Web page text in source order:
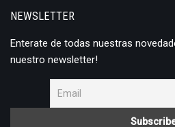
NEWSLETTER
Enterate de todas nuestras
nuestro newsletter!